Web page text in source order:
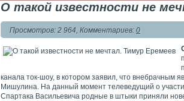
О такой известности не
Просмотров: 2 964, Комментариев: 0
канала ток-шоу, в котором заявил, что внебрачным
Мишулина. На данный момент телеведущий о
Спартака Васильевича родные в штыки приняли